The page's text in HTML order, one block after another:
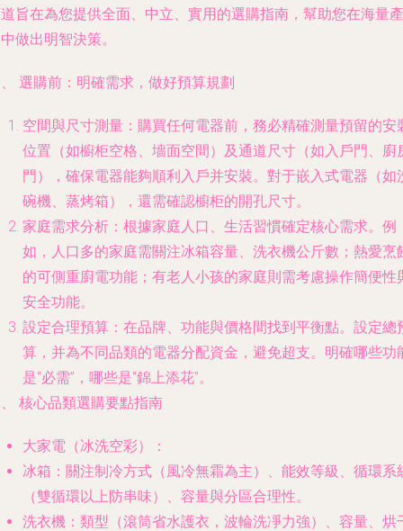
旨在為您提供全面、中立、實用的選購指南，幫助您在海量產
做出明智決策。
選購前：明確需求，做好預算規劃
空間與尺寸測量 ：購買任何電器前，務必精確測量預留的安
位置（如櫥柜空格、墻面空間）及通道尺寸（如入戶門、廚
門），確保電器能夠順利入戶并安裝。對于嵌入式電器（如
碗機、蒸烤箱），還需確認櫥柜的開孔尺寸。
家庭需求分析 ：根據家庭人口、生活習慣確定核心需求。例
如，人口多的家庭需關注冰箱容量、洗衣機公斤數；熱愛烹
的可側重廚電功能；有老人小孩的家庭則需考慮操作簡便性
安全功能。
設定合理預算 ：在品牌、功能與價格間找到平衡點。設定總
算，并為不同品類的電器分配資金，避免超支。明確哪些功
是“必需”，哪些是“錦上添花”。
核心品類選購要點指南
大家電（冰洗空彩）
：
冰箱 ：關注制冷方式（風冷無霜為主）、能效等級、循環系
（雙循環以上防串味）、容量與分區合理性。
洗衣機 ：類型（滾筒省水護衣，波輪洗凈力強）、容量、烘